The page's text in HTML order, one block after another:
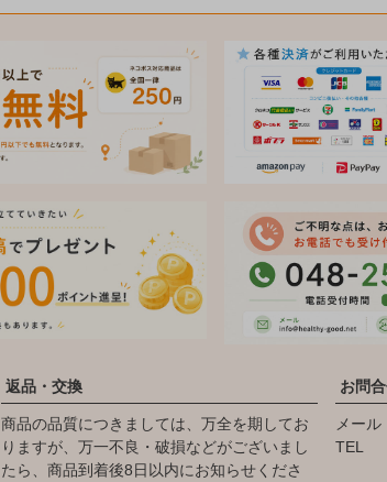
返品・交換
商品の品質につきましては、万全を期してお
りますが、万一不良・破損などがございまし
たら、商品到着後8日以内にお知らせくださ
お問
メール
TEL